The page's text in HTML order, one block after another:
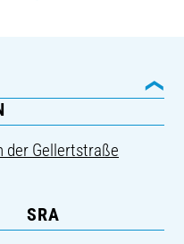
der Gellertstraße
SRA